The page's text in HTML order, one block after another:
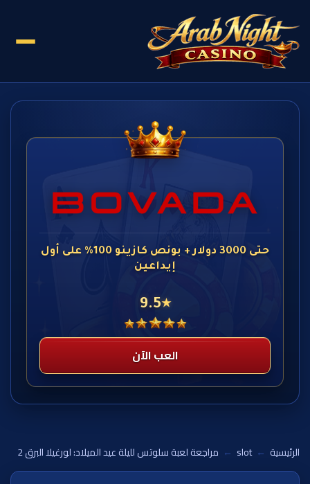
حتى 3000 دولار + بونص كازينو 100% على أول
إيداعين
★
9.5
العب الآن
الرئيسية ←
slot
← مراجعة لعبة سلوتس لليلة عيد الميلاد: لورغيلا البرق 2